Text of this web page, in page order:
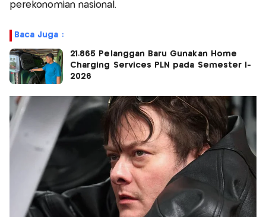
perekonomian nasional.
Baca Juga :
21.865 Pelanggan Baru Gunakan Home
Charging Services PLN pada Semester I-
2026